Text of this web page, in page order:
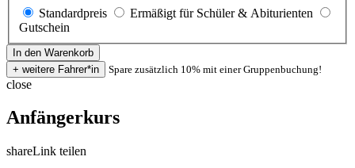
Standardpreis
Ermäßigt für Schüler & Abiturienten
Gutschein
Spare zusätzlich 10% mit einer Gruppenbuchung!
close
Anfängerkurs
shareLink teilen